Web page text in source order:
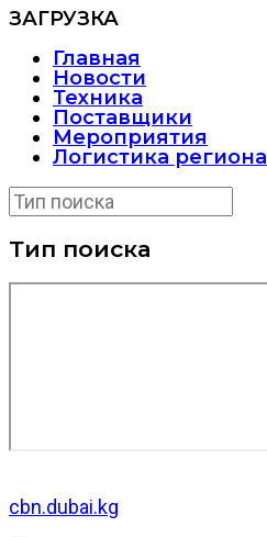
ЗАГРУЗКА
Главная
Новости
Техника
Поставщики
Мероприятия
Логистика региона
Тип поиска
cbn.dubai.kg